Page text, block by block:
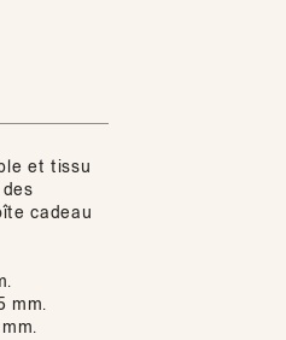
et tissu
cadeau
mm.